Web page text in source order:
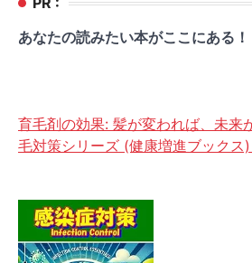
あなたの読みたい本がここにある！
育毛剤の効果: 髪が変われば、未来
毛対策シリーズ (健康増進ブックス